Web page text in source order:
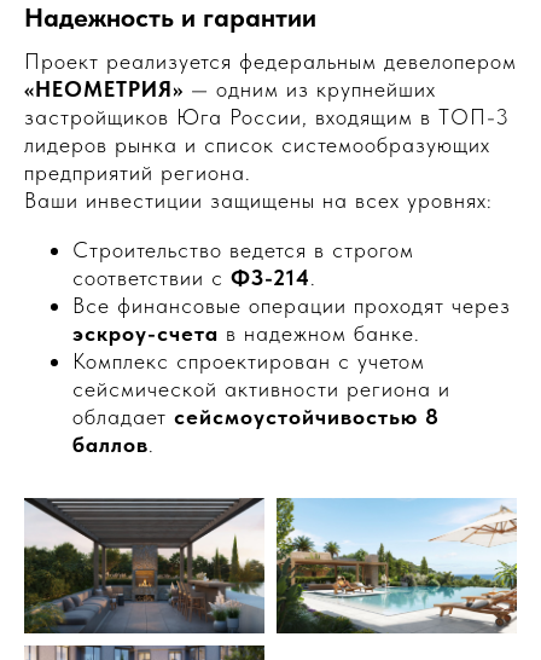
Надежность и гарантии
Проект реализуется федеральным девелопером
«НЕОМЕТРИЯ» — одним из крупнейших
застройщиков Юга России, входящим в ТОП-3
лидеров рынка и список системообразующих
предприятий региона.
Ваши инвестиции защищены на всех уровнях:
Строительство ведется в строгом
соответствии с ФЗ-214.
Все финансовые операции проходят через
эскроу-счета в надежном банке.
Комплекс спроектирован с учетом
сейсмической активности региона и
обладает сейсмоустойчивостью 8
баллов.